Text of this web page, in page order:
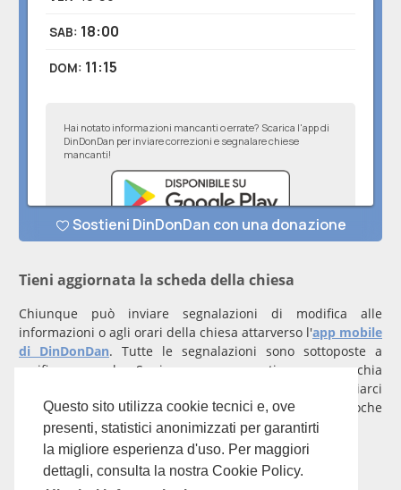
Questo sito utilizza cookie tecnici e, ove
presenti, statistici anonimizzati per garantirti
la migliore esperienza d'uso. Per maggiori
dettagli, consulta la nostra Cookie Policy.
Tieni aggiornata la scheda della chiesa
Chiunque può inviare segnalazioni di modifica alle
informazioni o agli orari della chiesa attarverso l'app mobile
di DinDonDan. Tutte le segnalazioni sono sottoposte a
verifica manuale. Se invece rappresenti una parrocchia
con un account verificato per inviarci
comunicazioni prioritarie che saranno gestite entro poche
Per qualunque domanda scrivi ainfo@dindondan.app